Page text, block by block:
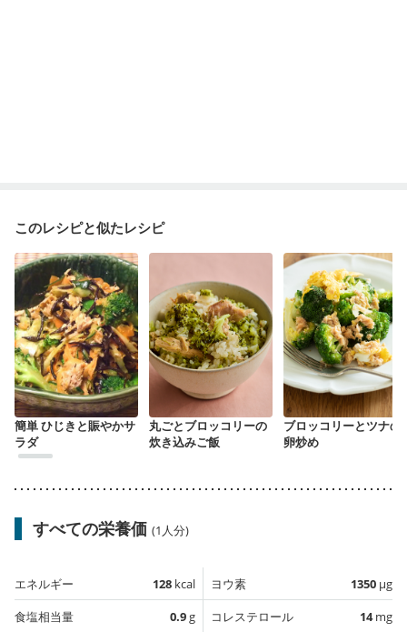
このレシピと似たレシピ
簡単 ひじきと賑やかサ
ラダ
丸ごとブロッコリーの
炊き込みご飯
ブロッコリーとツナの
卵炒め
すべての栄養価 (1人分)
エネルギー 128 kcal
食塩相当量
0.9g
ヨウ素 1350 µg
コレステロール
14mg